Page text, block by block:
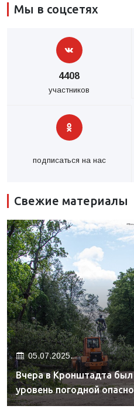
Мы в соцсетях
4408
участников
подписаться на нас
Свежие материалы
05.07.2025.
Вчера в Кронштадта
уровень погодной